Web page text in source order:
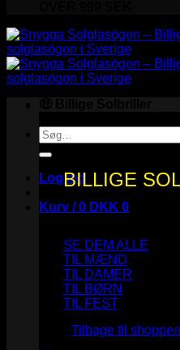
Søg
efter:
Log ind
Kurv /0 DKK 0
Ingen varer i
Tilbage til shoppen
BILLIGE
SE DEM ALLE
TIL MÆND
TIL DAMER
TIL BØRN
TIL FEST